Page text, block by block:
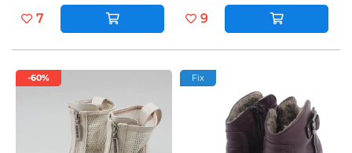
7 9
-60% Fix